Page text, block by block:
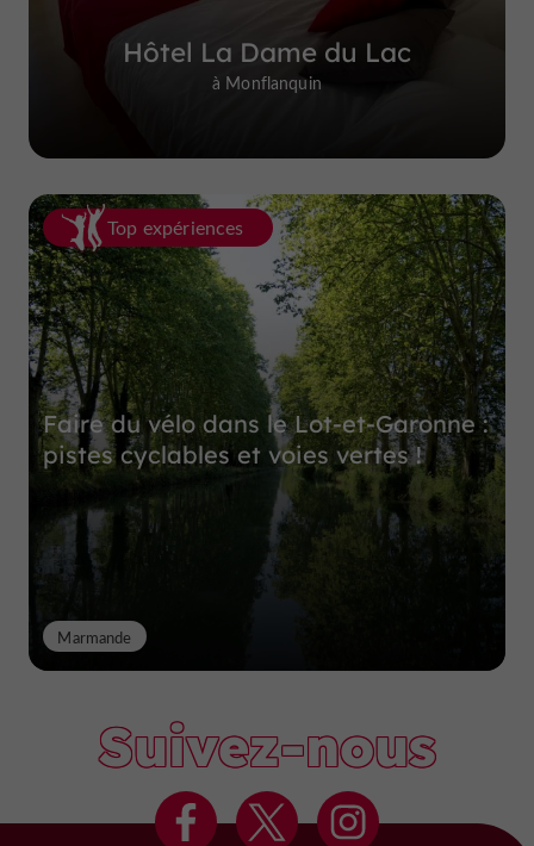
Hôtel La Dame du Lac
à Monflanquin
Top expériences
Faire du vélo dans le Lot-et-Garonne :
pistes cyclables et voies vertes !
Marmande
Suivez-nous